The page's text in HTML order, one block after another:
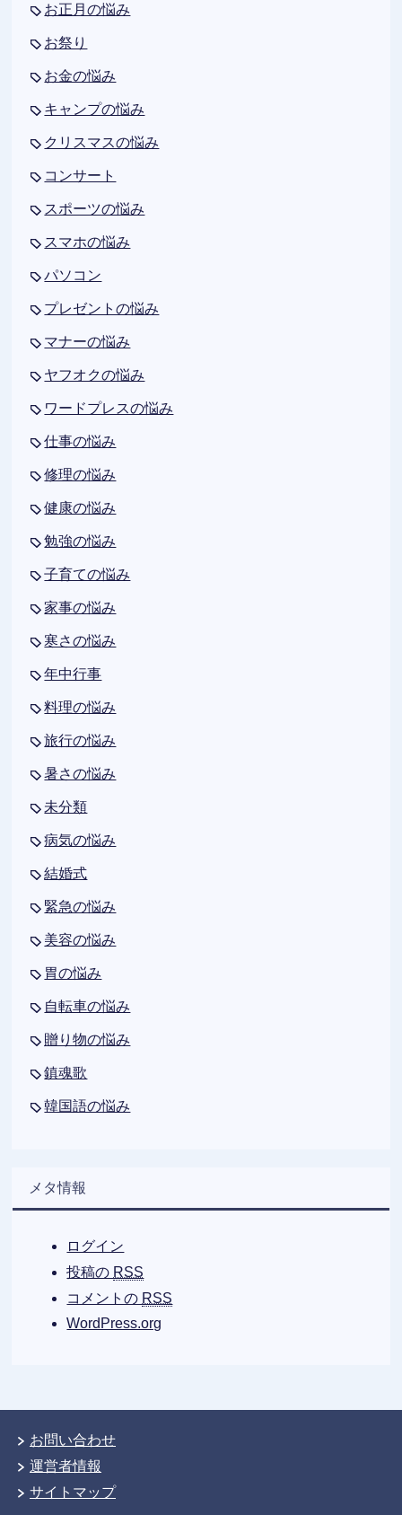
お正月の悩み
お祭り
お金の悩み
キャンプの悩み
クリスマスの悩み
コンサート
スポーツの悩み
スマホの悩み
パソコン
プレゼントの悩み
マナーの悩み
ヤフオクの悩み
ワードプレスの悩み
仕事の悩み
修理の悩み
健康の悩み
勉強の悩み
子育ての悩み
家事の悩み
寒さの悩み
年中行事
料理の悩み
旅行の悩み
暑さの悩み
未分類
病気の悩み
結婚式
緊急の悩み
美容の悩み
胃の悩み
自転車の悩み
贈り物の悩み
鎮魂歌
韓国語の悩み
メタ情報
ログイン
投稿の RSS
コメントの RSS
WordPress.org
お問い合わせ
運営者情報
サイトマップ